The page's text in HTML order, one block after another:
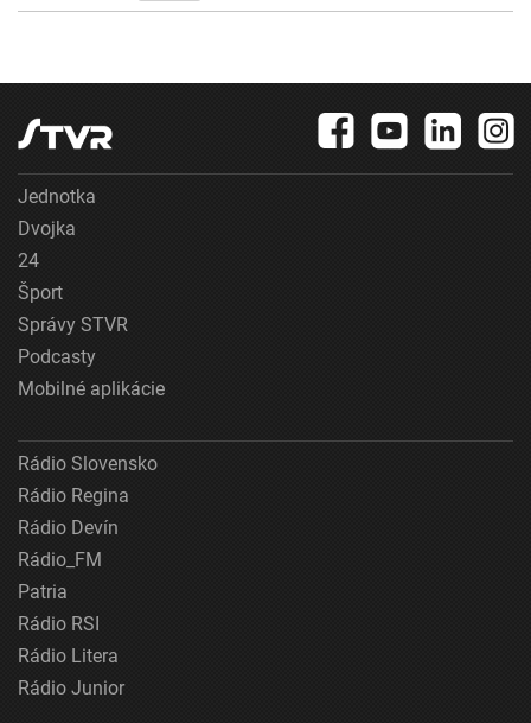
Jednotka
Dvojka
24
Šport
Správy STVR
Podcasty
Mobilné aplikácie
Rádio Slovensko
Rádio Regina
Rádio Devín
Rádio_FM
Patria
Rádio RSI
Rádio Litera
Rádio Junior